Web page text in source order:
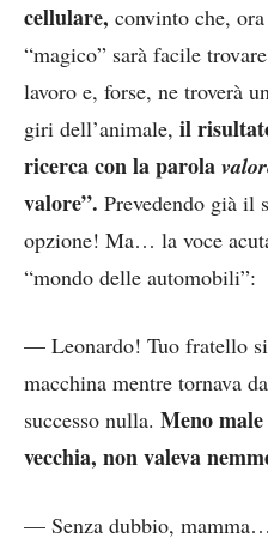
cellulare, convinto che,
“magico” sarà facile
lavoro e, forse, ne troverà
giri dell’animale, il
ricerca con la parola
valore”. Prevedendo già il
opzione! Ma… la voce
“mondo delle automobili”:
— Leonardo! Tuo fratello
macchina mentre tornava
successo nulla. Meno male
vecchia, non valeva
— Senza dubbio,